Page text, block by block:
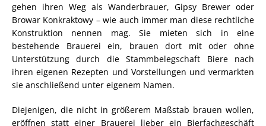
gehen ihren Weg als Wanderbrauer, Gipsy Brewer oder
Browar Konkraktowy – wie auch immer man diese rechtliche
Konstruktion nennen mag. Sie mieten sich in eine
bestehende Brauerei ein, brauen dort mit oder ohne
Unterstützung durch die Stammbelegschaft Biere nach
ihren eigenen Rezepten und Vorstellungen und vermarkten
sie anschließend unter eigenem Namen.
Diejenigen, die nicht in größerem Maßstab brauen wollen,
eröffnen statt einer Brauerei lieber ein Bierfachgeschäft